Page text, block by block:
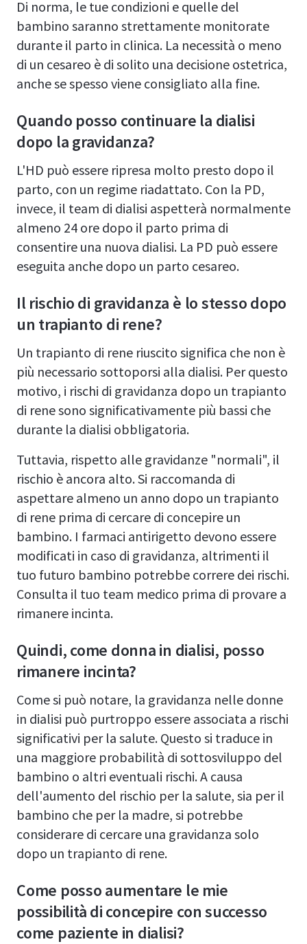
Di norma, le tue condizioni e quelle del
bambino saranno strettamente monitorate
durante il parto in clinica. La necessità o meno
di un cesareo è di solito una decisione ostetrica,
anche se spesso viene consigliato alla fine.
Quando posso continuare la dialisi
dopo la gravidanza?
L'HD può essere ripresa molto presto dopo il
parto, con un regime riadattato. Con la PD,
invece, il team di dialisi aspetterà normalmente
almeno 24 ore dopo il parto prima di
consentire una nuova dialisi. La PD può essere
eseguita anche dopo un parto cesareo.
Il rischio di gravidanza è lo stesso dopo
un trapianto di rene?
Un trapianto di rene riuscito significa che non è
più necessario sottoporsi alla dialisi. Per questo
motivo, i rischi di gravidanza dopo un trapianto
di rene sono significativamente più bassi che
durante la dialisi obbligatoria.
Tuttavia, rispetto alle gravidanze "normali", il
rischio è ancora alto. Si raccomanda di
aspettare almeno un anno dopo un trapianto
di rene prima di cercare di concepire un
bambino. I farmaci antirigetto devono essere
modificati in caso di gravidanza, altrimenti il
tuo futuro bambino potrebbe correre dei rischi.
Consulta il tuo team medico prima di provare a
rimanere incinta.
Quindi, come donna in dialisi, posso
rimanere incinta?
Come si può notare, la gravidanza nelle donne
in dialisi può purtroppo essere associata a rischi
significativi per la salute. Questo si traduce in
una maggiore probabilità di sottosviluppo del
bambino o altri eventuali rischi. A causa
dell'aumento del rischio per la salute, sia per il
bambino che per la madre, si potrebbe
considerare di cercare una gravidanza solo
dopo un trapianto di rene.
Come posso aumentare le mie
possibilità di concepire con successo
come paziente in dialisi?